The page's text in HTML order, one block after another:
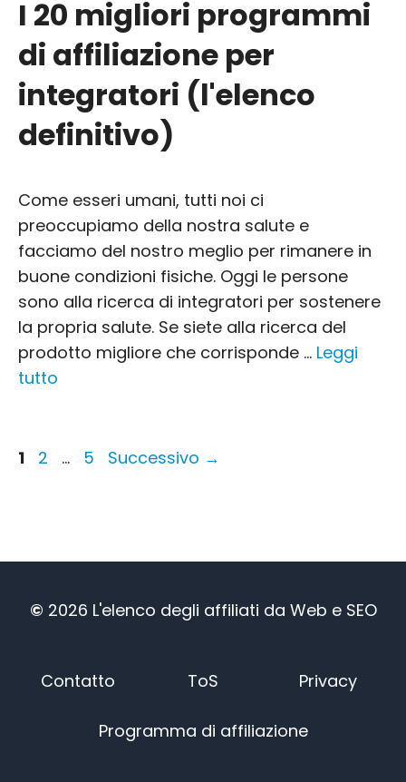
I 20 migliori programmi
di affiliazione per
integratori (l'elenco
definitivo)
Come esseri umani, tutti noi ci
preoccupiamo della nostra salute e
facciamo del nostro meglio per rimanere in
buone condizioni fisiche. Oggi le persone
sono alla ricerca di integratori per sostenere
la propria salute. Se siete alla ricerca del
prodotto migliore che corrisponde ... Leggi
tutto
Pagina
1 Pagina
2 ... Pagina
5 Successivo →
© 2026 L'elenco degli affiliati da Web e SEO
Contatto ToS Privacy
Programma di affiliazione
Spanish
Dutch
Japanese